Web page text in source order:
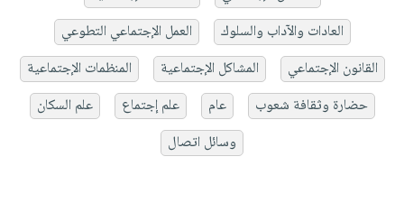
العادات والآداب والسلوك
العمل الإجتماعي التطوعي
القانون الإجتماعي
المشاكل الإجتماعية
المنظمات الإجتماعية
حضارة وثقافة شعوب
عام علم إجتماع
علم السكان
وسائل اتصال